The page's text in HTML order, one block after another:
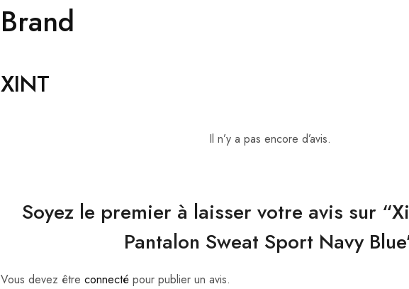
Brand
XINT
Il n’y a pas encore d’avis.
Soyez le premier à laisser votre avis sur
Pantalon Sweat Sport Navy
Vous devez être connecté pour publier un avis.